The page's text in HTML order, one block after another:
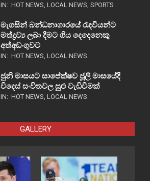
IN: HOT NEWS, LOCAL NEWS, SPORTS
මැගසින් බන්ධනාගාරයේ රැඳවියන්ට
මත්ද්‍රව්‍ය ලබා දීමට ගිය දෙදෙනෙකු
අත්අඩංගුවට
IN: HOT NEWS, LOCAL NEWS
ජුනි මාසයට සාපේක්ෂව ජූලි මාසයේදී
විදෙස් සංචිතවල සුළු වැඩිවීමක්
IN: HOT NEWS, LOCAL NEWS
GALLERY